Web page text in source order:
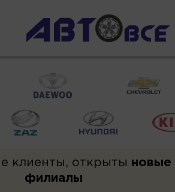
клиенты, открыты новые
филиалы